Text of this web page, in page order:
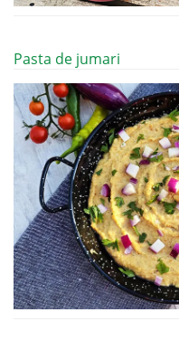
Pasta de jumari